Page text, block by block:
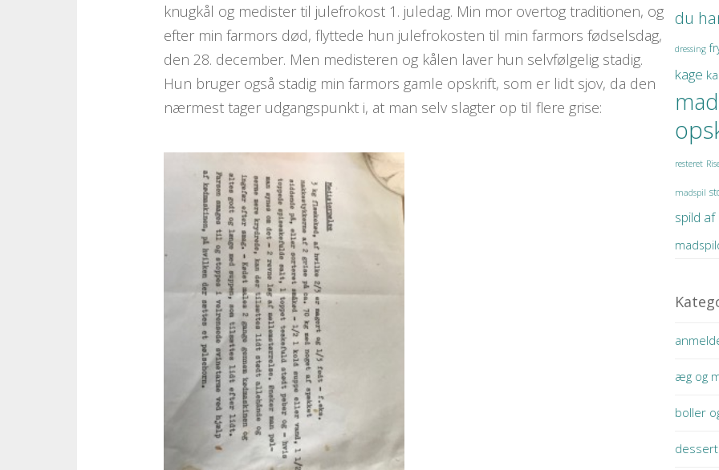
knugkål og medister til julefrokost 1. juledag. Min mor overtog traditionen, og
efter min farmors død, flyttede hun julefrokosten til min farmors fødselsdag,
den 28. december. Men medisteren og kålen laver hun selvfølgelig stadig.
Hun bruger også stadig min farmors gamle opskrift, som er lidt sjov, da den
nærmest tager udgangspunkt i, at man selv slagter op til flere grise:
du
dressing
kage
resteret
madspil
spild af
æg og
boller
dessert